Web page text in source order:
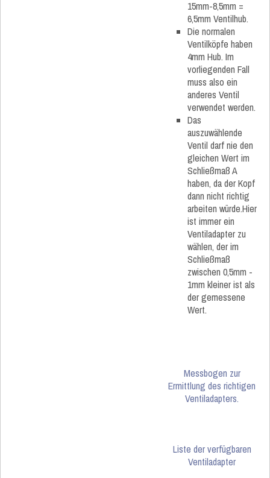
15mm-8,5mm =
6,5mm Ventilhub.
Die normalen
Ventilköpfe haben
4mm Hub. Im
vorliegenden Fall
muss also ein
anderes Ventil
verwendet werden.
Das
auszuwählende
Ventil darf nie den
gleichen Wert im
Schließmaß A
haben, da der Kopf
dann nicht richtig
arbeiten würde.Hier
ist immer ein
Ventiladapter zu
wählen, der im
Schließmaß
zwischen 0,5mm -
1mm kleiner ist als
der gemessene
Wert.
Messbogen zur
Ermittlung des richtigen
Ventiladapters.
Liste der verfügbaren
Ventiladapter